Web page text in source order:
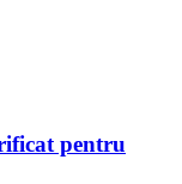
pentru